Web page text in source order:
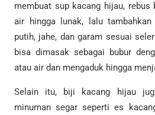
membuat sup kacang hijau,
air hingga lunak, lalu
putih, jahe, dan garam sesuai
bisa dimasak sebagai bubur
atau air dan mengaduk hingga
Selain itu, biji kacang hijau
minuman segar seperti es